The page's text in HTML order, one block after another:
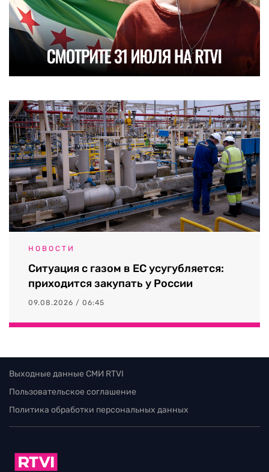
НОВОСТИ
Ситуация с газом в ЕС усугубляется:
приходится закупать у России
09.08.2026 / 06:45
Выходные данные СМИ RTVI
Пользовательское соглашение
Политика обработки персональных данных